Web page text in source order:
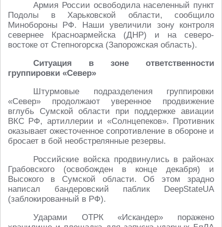
Армия России освободила населенный пункт
Подолы в Харьковской области, сообщило
Минобороны РФ. Наши увеличили зону контроля
севернее Красноармейска (ДНР) и на северо-
востоке от Степногорска (Запорожская область).
Ситуация в зоне ответственности
группировки «Север»
Штурмовые подразделения группировки
«Север» продолжают уверенное продвижение
вглубь Сумской области при поддержке авиации
ВКС РФ, артиллерии и «Солнцепеков». Противник
оказывает ожесточенное сопротивление в обороне и
бросает в бой необстрелянные резервы.
Российские войска продвинулись в районах
Грабовского (освобожден в конце декабря) и
Высокого в Сумской области. Об этом зрадно
написал бандеровский паблик DeepStateUA
(заблокированный в РФ).
Ударами ОТРК «Искандер» поражено